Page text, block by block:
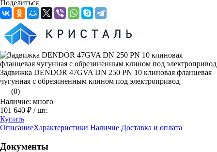
Поделиться
Задвижка DENDOR 47GVA DN 250 PN 10 клиновая фланцевая
чугунная с обрезиненным клином под электропривод
(0)
Наличие: много
101 640 ₽ / шт.
Купить
ОписаниеХарактеристики Наличие Доставка и оплата
Документы